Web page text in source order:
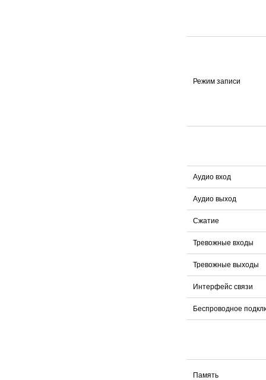
Режим записи
Аудио вход
Аудио выход
Сжатие
Тревожные входы
Тревожные выходы
Интерфейс связи
Беспроводное
Память